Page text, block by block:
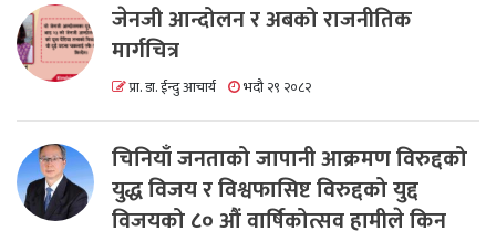
जेनजी आन्दोलन र अबको राजनीतिक
मार्गचित्र
प्रा. डा. ईन्दु आचार्य भदौ २९ २०८२
चिनियाँ जनताको जापानी आक्रमण विरुद्दको
युद्ध विजय र विश्वफासिष्ट विरुद्दको युद्द
विजयको ८० औं वार्षिकोत्सव हामीले किन